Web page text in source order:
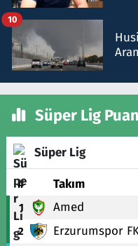
10
Süper Lig
Süper Lig
# Takım
1 Amed
2 Erzurumspor